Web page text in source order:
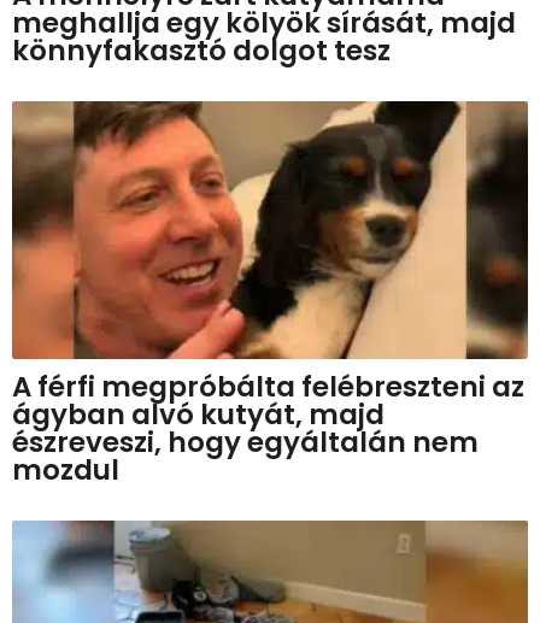
meghallja egy kölyök sírását, majd
könnyfakasztó dolgot tesz
A férfi megpróbálta felébreszteni az
ágyban alvó kutyát, majd
észreveszi, hogy egyáltalán nem
mozdul